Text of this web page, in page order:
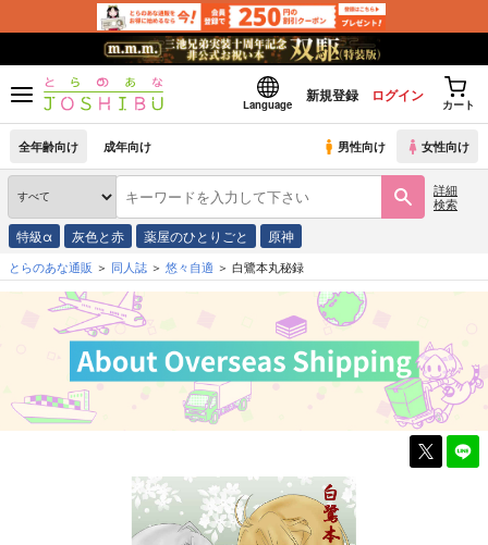
Language
新規登録 ログイン
カート
全年齢向け 成年向け 男性向け 女性向け
詳細
検索
特級α 灰色と赤 薬屋のひとりごと 原神
とらのあな通販 同人誌 悠々自適 白鷺本丸秘録